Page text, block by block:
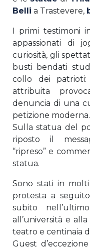
Belli a Trastevere,
I primi testimoni
appassionati di
curiosità, gli
busti bendati
collo dei
attribuita
denuncia di una
petizione moderna.
Sulla statua del
riposto il
“ripreso” e
statua.
Sono stati in
protesta a
subito
all’università e
teatro e centinaia
Guest